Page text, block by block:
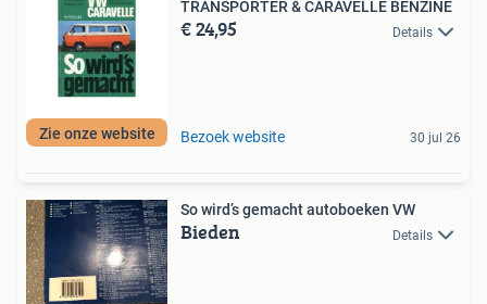
Zie onze website
TRANSPORTER & CARAVELLE BENZINE
€ 24,95 Details
Bezoek website 30 jul 26
So wird’s gemacht autoboeken VW
Bieden Details